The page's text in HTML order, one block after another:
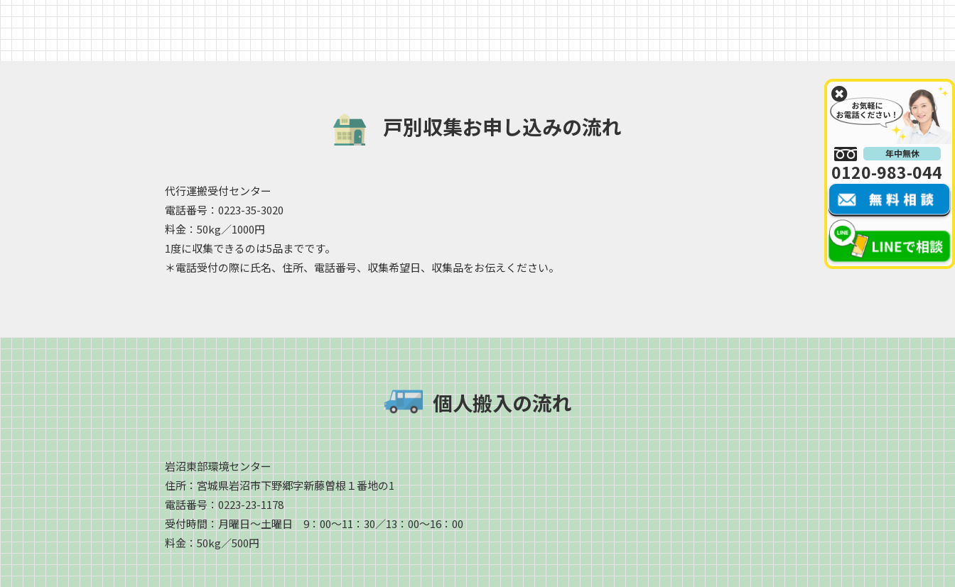
0120-983-044
戸別収集お申し込みの流れ
代行運搬受付センター
電話番号：0223-35-3020
料金：50kg／1000円
1度に収集できるのは5品までです。
＊電話受付の際に氏名、住所、電話番号、収集希望日、収集品をお伝えください。
個人搬入の流れ
岩沼東部環境センター
住所：宮城県岩沼市下野郷字新藤曽根１番地の1
電話番号：0223-23-1178
受付時間：月曜日〜土曜日 9：00〜11：30／13：00〜16：00
料金：50kg／500円